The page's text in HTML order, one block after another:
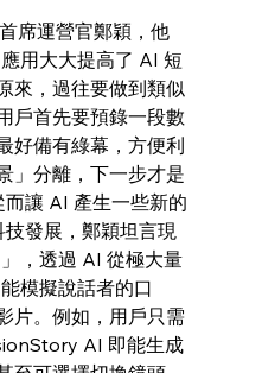
席運營官鄭穎，他
用大大提高了 AI 短
來，過往要做到類似
戶首先要預錄一段數
好備有綠幕，方便利
」分離，下一步才是
讓 AI 產生一些新的
發展，鄭穎坦言現
，透過 AI 從極大量
模擬說話者的口
片。例如，用戶只需
AI 即能生成